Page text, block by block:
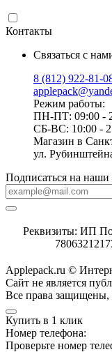
Контакты
Связаться с
8 (812) 922-81-
Режим работы:
ПН-ПТ: 09:00 -
СБ-ВС: 10:00 -
Магазин в
ул.
Подписаться на наши
Реквизиты: ИП
Applepack.ru ©
Cайт не является
Все права защищены,
Купить в 1 клик
Номер телефона:
Проверьте номер